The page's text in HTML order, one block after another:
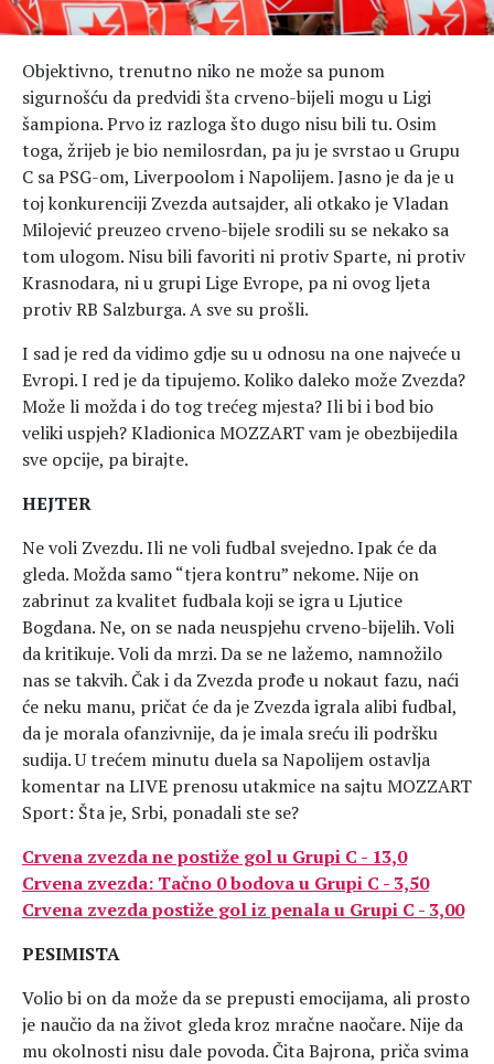
Objektivno, trenutno niko ne može sa punom
sigurnošću da predvidi šta crveno-bijeli mogu u Ligi
šampiona. Prvo iz razloga što dugo nisu bili tu. Osim
toga, žrijeb je bio nemilosrdan, pa ju je svrstao u Grupu
C sa PSG-om, Liverpoolom i Napolijem. Jasno je da je u
toj konkurenciji Zvezda autsajder, ali otkako je Vladan
Milojević preuzeo crveno-bijele srodili su se nekako sa
tom ulogom. Nisu bili favoriti ni protiv Sparte, ni protiv
Krasnodara, ni u grupi Lige Evrope, pa ni ovog ljeta
protiv RB Salzburga. A sve su prošli.
I sad je red da vidimo gdje su u odnosu na one najveće u
Evropi. I red je da tipujemo. Koliko daleko može Zvezda?
Može li možda i do tog trećeg mjesta? Ili bi i bod bio
veliki uspjeh? Kladionica MOZZART vam je obezbijedila
sve opcije, pa birajte.
HEJTER
Ne voli Zvezdu. Ili ne voli fudbal svejedno. Ipak će da
gleda. Možda samo “tjera kontru” nekome. Nije on
zabrinut za kvalitet fudbala koji se igra u Ljutice
Bogdana. Ne, on se nada neuspjehu crveno-bijelih. Voli
da kritikuje. Voli da mrzi. Da se ne lažemo, namnožilo
nas se takvih. Čak i da Zvezda prođe u nokaut fazu, naći
će neku manu, pričat će da je Zvezda igrala alibi fudbal,
da je morala ofanzivnije, da je imala sreću ili podršku
sudija. U trećem minutu duela sa Napolijem ostavlja
komentar na LIVE prenosu utakmice na sajtu MOZZART
Sport: Šta je, Srbi, ponadali ste se?
Crvena zvezda ne postiže gol u Grupi C - 13,0
Crvena zvezda: Tačno 0 bodova u Grupi C - 3,50
Crvena zvezda postiže gol iz penala u Grupi C - 3,00
PESIMISTA
Volio bi on da može da se prepusti emocijama, ali prosto
je naučio da na život gleda kroz mračne naočare. Nije da
mu okolnosti nisu dale povoda. Čita Bajrona, priča svima